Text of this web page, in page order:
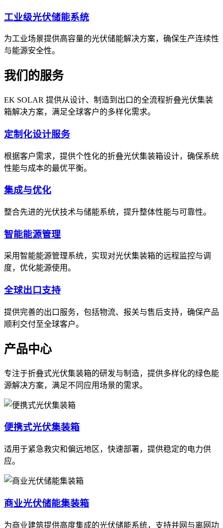
工业级光伏储能系统
为工业场景提供高容量的光伏储能解决方案，确保生产连续性
与能源安全性。
我们的服务
EK SOLAR 提供从设计、制造到出口的全流程折叠光伏集装
箱解决方案，满足全球客户的多样化需求。
定制化设计服务
根据客户需求，提供个性化的折叠光伏集装箱设计，确保系统
性能与成本的最优平衡。
集成与优化
整合先进的光伏技术与储能系统，提升整体性能与可靠性。
智能能源管理
采用智能能源管理系统，实现对光伏集装箱的远程监控与调
度，优化能源使用。
全球出口支持
提供完善的出口服务，包括物流、报关与售后支持，确保产品
顺利交付至全球客户。
产品中心
专注于折叠式光伏集装箱的研发与制造，提供多样化的绿色能
源解决方案，满足不同应用场景的需求。
便携式光伏集装箱
适用于紧急救灾和偏远地区，快速部署，提供稳定的电力供
应。
商业光伏储能集装箱
为商业建筑提供高度集成的光伏储能系统，支持并网与离网功